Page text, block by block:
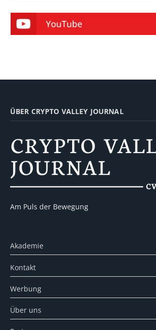
ÜBER CRYPTO VALLEY JOURNAL
Am Puls der Bewegung
Akademie
Kontakt
Werbung
Über uns